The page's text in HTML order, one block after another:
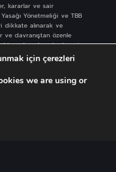
kararlar ve sair
Yönetmeliği ve TBB
dikkate alınarak ve
ve davranıştan özenle
paylaşımların herhangi
amacı
danışmanlık
içeriğinde bulunan
bilgi ve emeğinin ürünü
izinsiz kullanımı
için çerezleri
we are using or